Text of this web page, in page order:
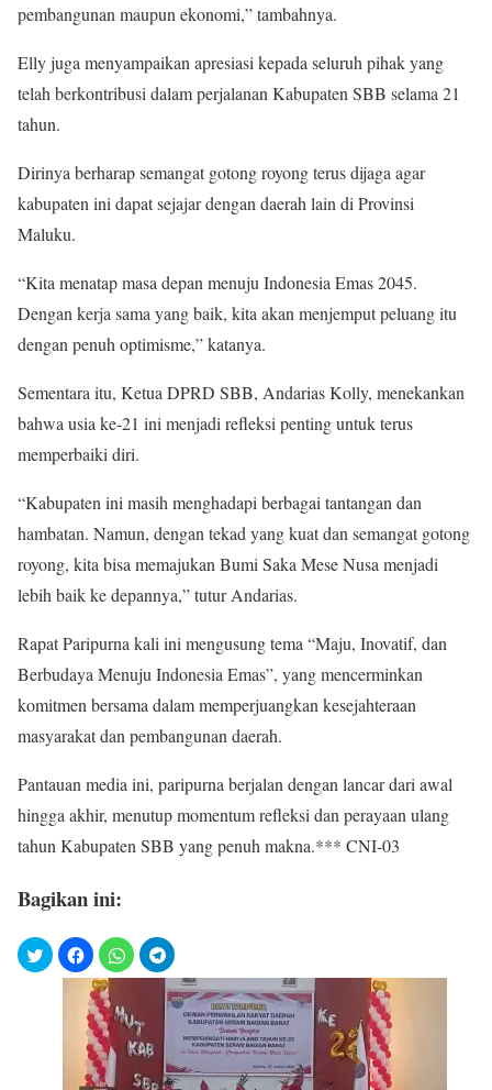
pembangunan maupun ekonomi,” tambahnya.
Elly juga menyampaikan apresiasi kepada seluruh pihak yang
telah berkontribusi dalam perjalanan Kabupaten SBB selama 21
tahun.
Dirinya berharap semangat gotong royong terus dijaga agar
kabupaten ini dapat sejajar dengan daerah lain di Provinsi
Maluku.
“Kita menatap masa depan menuju Indonesia Emas 2045.
Dengan kerja sama yang baik, kita akan menjemput peluang itu
dengan penuh optimisme,” katanya.
Sementara itu, Ketua DPRD SBB, Andarias Kolly, menekankan
bahwa usia ke-21 ini menjadi refleksi penting untuk terus
memperbaiki diri.
“Kabupaten ini masih menghadapi berbagai tantangan dan
hambatan. Namun, dengan tekad yang kuat dan semangat gotong
royong, kita bisa memajukan Bumi Saka Mese Nusa menjadi
lebih baik ke depannya,” tutur Andarias.
Rapat Paripurna kali ini mengusung tema “Maju, Inovatif, dan
Berbudaya Menuju Indonesia Emas”, yang mencerminkan
komitmen bersama dalam memperjuangkan kesejahteraan
masyarakat dan pembangunan daerah.
Pantauan media ini, paripurna berjalan dengan lancar dari awal
hingga akhir, menutup momentum refleksi dan perayaan ulang
tahun Kabupaten SBB yang penuh makna.*** CNI-03
Bagikan ini: